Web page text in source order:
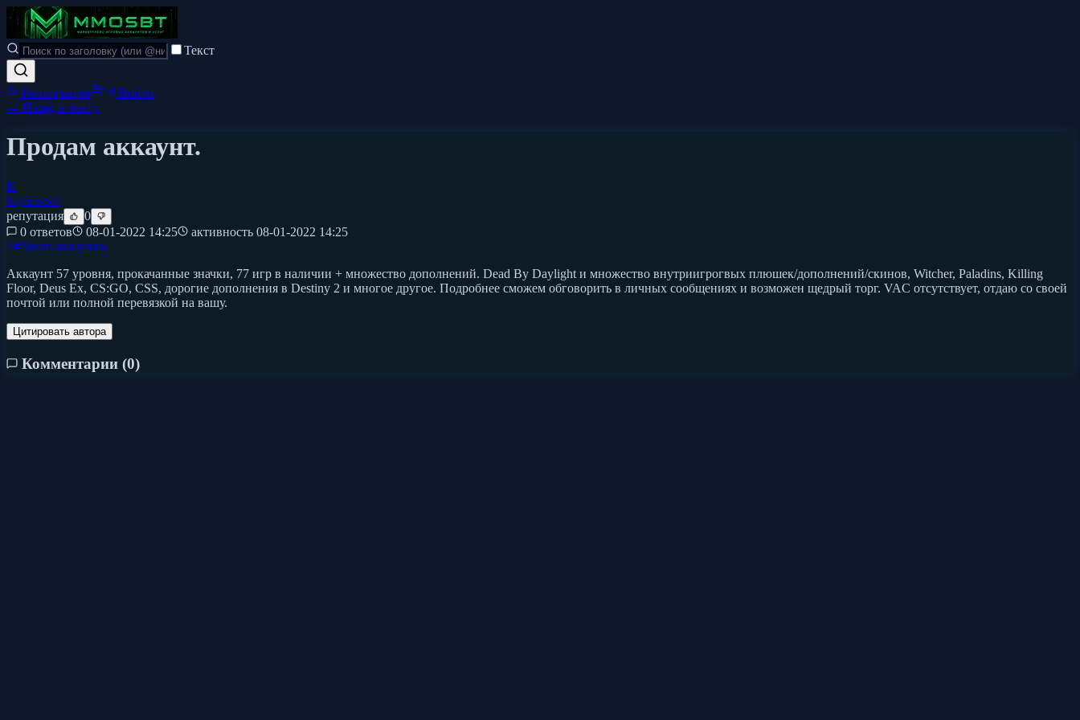
Текст
Регистрация
Войти
← Назад в ленту
Продам аккаунт.
K
kaylowsol
репутация
0
0 ответов
08-01-2022 14:25 активность 08-01-2022 14:25
#Steam аккаунты
Аккаунт 57 уровня, прокачанные значки, 77 игр в наличии + множество дополнений. Dead By Daylight и множество внутриигрогвых плюшек/дополнений/скинов, Witcher, Paladins, Killing
Floor, Deus Ex, CS:GO, CSS, дорогие дополнения в Destiny 2 и многое другое. Подробнее сможем обговорить в личных сообщениях и возможен щедрый торг. VAC отсутствует, отдаю со своей
почтой или полной перевязкой на вашу.
Цитировать автора
Комментарии (0)